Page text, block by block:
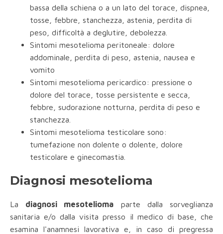
bassa della schiena o a un lato del torace, dispnea,
tosse, febbre, stanchezza, astenia, perdita di
peso, difficoltà a deglutire, debolezza.
Sintomi mesotelioma peritoneale: dolore
addominale, perdita di peso, astenia, nausea e
vomito
Sintomi mesotelioma pericardico: pressione o
dolore del torace, tosse persistente e secca,
febbre, sudorazione notturna, perdita di peso e
stanchezza.
Sintomi mesotelioma testicolare sono:
tumefazione non dolente o dolente, dolore
testicolare e ginecomastia.
Diagnosi mesotelioma
La diagnosi mesotelioma parte dalla sorveglianza
sanitaria e/o dalla visita presso il medico di base, che
esamina l'anamnesi lavorativa e, in caso di pregressa